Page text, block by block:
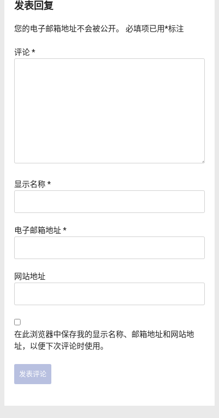
发表回复
您的电子邮箱地址不会被公开。 必填项已用*标注
评论 *
显示名称 *
电子邮箱地址 *
网站地址
在此浏览器中保存我的显示名称、邮箱地址和网站地
址，以便下次评论时使用。